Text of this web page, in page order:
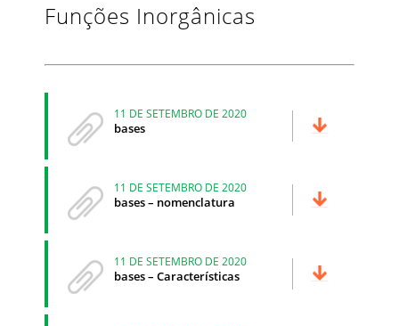
Funções Inorgânicas
11 DE SETEMBRO DE 2020
bases
11 DE SETEMBRO DE 2020
bases – nomenclatura
11 DE SETEMBRO DE 2020
bases – Características